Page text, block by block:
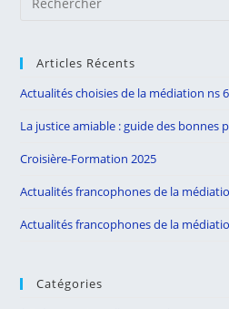
Articles Récents
Actualités choisies de la médiation ns
La justice amiable : guide des bonnes
Croisière-Formation 2025
Actualités francophones de la
Actualités francophones de la
Catégories